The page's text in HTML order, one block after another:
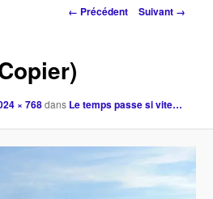
Navigation
← Précédent Suivant →
× 768dans Le temps passe si vite…